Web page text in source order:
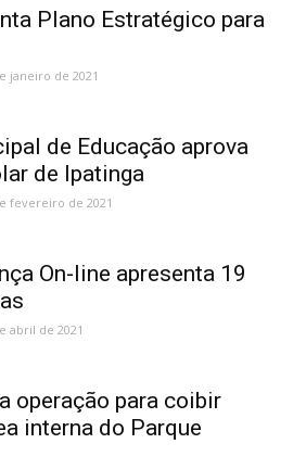
Plano Estratégico para
janeiro de 2021
de Educação aprova
de Ipatinga
fevereiro de 2021
On-line apresenta 19
abril de 2021
operação para coibir
interna do Parque